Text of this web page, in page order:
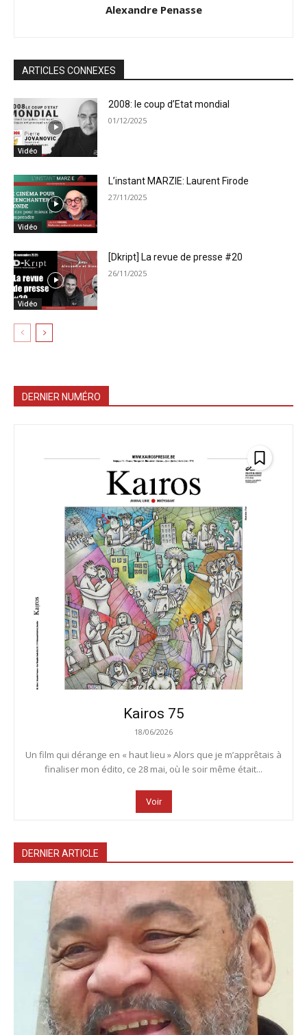
Alexandre Penasse
ARTICLES CONNEXES
Vidéo
2008: le coup d’Etat mondial
01/12/2025
Vidéo
L’instant MARZIE: Laurent Firode
27/11/2025
Vidéo
[Dkript] La revue de presse #20
26/11/2025
DERNIER NUMÉRO
Kairos 75
18/06/2026
Un film qui dérange en « haut lieu » Alors que je m’apprêtais à
finaliser mon édito, ce 28 mai, où le soir même était...
Voir
DERNIER ARTICLE